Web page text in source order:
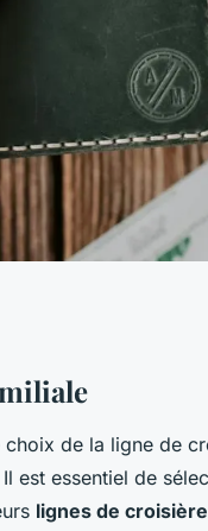
ados:
choix de la ligne de
est essentiel de
lignes de croisière